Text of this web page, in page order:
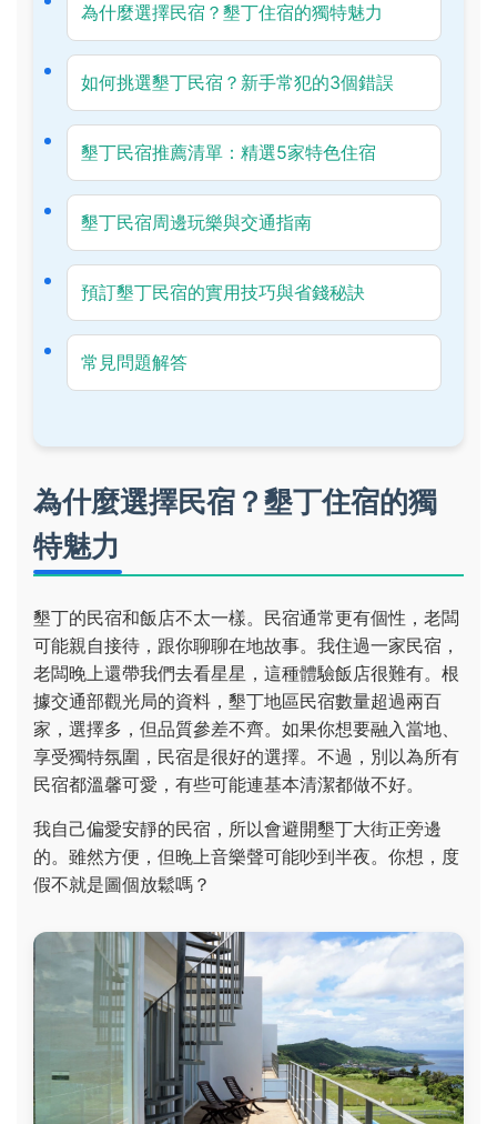
為什麼選擇民宿？墾丁住宿的獨特魅力
如何挑選墾丁民宿？新手常犯的3個錯誤
墾丁民宿推薦清單：精選5家特色住宿
墾丁民宿周邊玩樂與交通指南
預訂墾丁民宿的實用技巧與省錢秘訣
常見問題解答
為什麼選擇民宿？墾丁住宿的獨
特魅力
墾丁的民宿和飯店不太一樣。民宿通常更有個性，老闆
可能親自接待，跟你聊聊在地故事。我住過一家民宿，
老闆晚上還帶我們去看星星，這種體驗飯店很難有。根
據交通部觀光局的資料，墾丁地區民宿數量超過兩百
家，選擇多，但品質參差不齊。如果你想要融入當地、
享受獨特氛圍，民宿是很好的選擇。不過，別以為所有
民宿都溫馨可愛，有些可能連基本清潔都做不好。
我自己偏愛安靜的民宿，所以會避開墾丁大街正旁邊
的。雖然方便，但晚上音樂聲可能吵到半夜。你想，度
假不就是圖個放鬆嗎？